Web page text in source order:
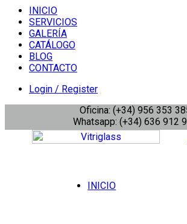
INICIO
SERVICIOS
GALERÍA
CATÁLOGO
BLOG
CONTACTO
Login / Register
Oficina: (+34) 956 353
Whatsapp: (+34) 636 912
INICIO